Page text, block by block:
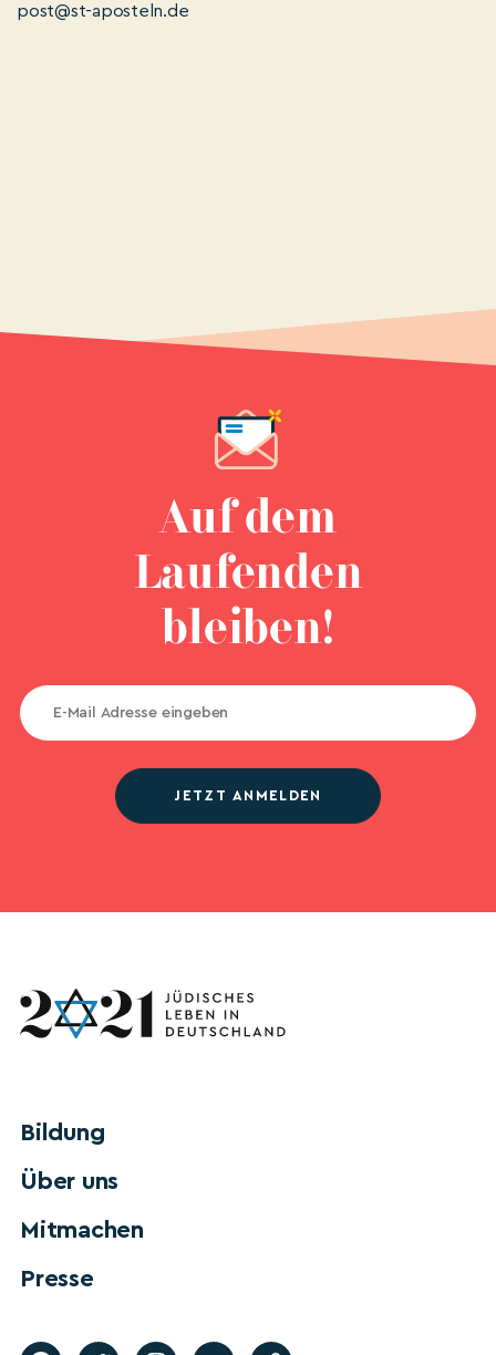
post@st-aposteln.de
Auf dem
Laufenden
bleiben!
JETZT ANMELDEN
Bildung
Über uns
Mitmachen
Presse